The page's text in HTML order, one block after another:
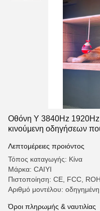
Οθόνη Υ 3840Hz 1920Hz
κινούμενη οδηγήσεων
Λεπτομέρειες προιόντος
Τόπος καταγωγής: Κίνα
Μάρκα: CAIYI
Πιστοποίηση: CE, FCC,
Αριθμό μοντέλου: οδηγημένη
Όροι πληρωμής & ναυτιλίας